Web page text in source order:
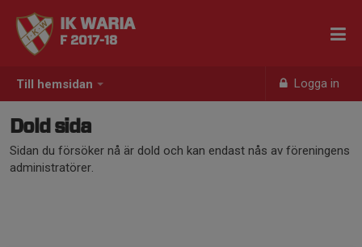
Till hemsidan Logga in
IK WARIA
F 2017-18
Dold sida
Sidan du försöker nå är dold och kan endast nås av föreningens
administratörer.